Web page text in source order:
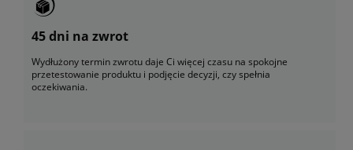
45 dni na zwrot
Wydłużony termin zwrotu daje Ci więcej czasu na spokojne
przetestowanie produktu i podjęcie decyzji, czy spełnia
oczekiwania.